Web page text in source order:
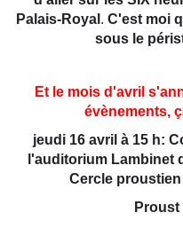
Palais-Royal . C'est moi
sous le
Et le mois d'avril
évènements,
jeudi 16 avril à 15 h:
l'auditorium Lambinet
Cercle
Proust